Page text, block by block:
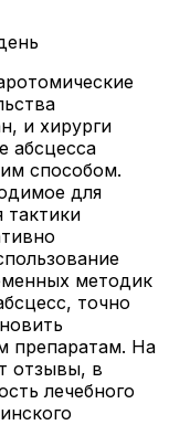
и хирурги
абсцесса
способом.
для
тактики
методик
точно
препаратам. На
отзывы, в
лечебного